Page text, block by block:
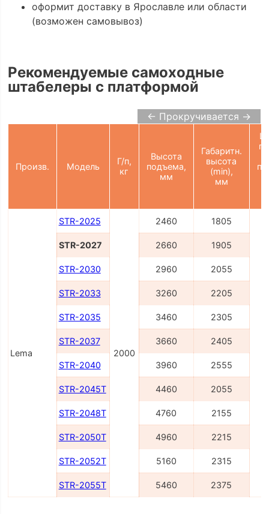
оформит доставку в Ярославле или области
(возможен самовывоз)
Рекомендуемые самоходные
штабелеры с платформой
← Прокручивается →
Произв. Модель
Г/п,
кг
Высота
подъема,
мм
Габаритн.
высота
(min),
мм
Lema
STR-2025
2000
2460 1805
STR-2027 2660 1905
STR-2030 2960 2055
STR-2033 3260 2205
STR-2035 3460 2305
STR-2037 3660 2405
STR-2040 3960 2555
STR-2045T 4460 2055
STR-2048T 4760 2155
STR-2050T 4960 2215
STR-2052T 5160 2315
STR-2055T 5460 2375